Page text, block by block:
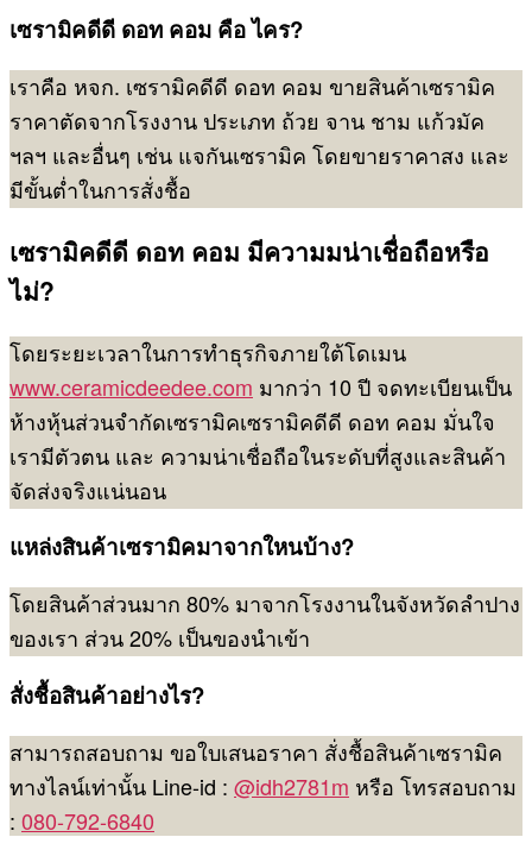
เซรามิคดีดี ดอท คอม คือ ไคร?
เราคือ หจก. เซรามิคดีดี ดอท คอม ขายสินค้าเซรามิค
ราคาตัดจากโรงงาน ประเภท ถ้วย จาน ชาม แก้วมัค
ฯลฯ และอื่นๆ เช่น แจกันเซรามิค โดยขายราคาสง และ
มีขั้นต่ำในการสั่งชื้อ
เซรามิคดีดี ดอท คอม มีความมน่าเชื่อถือหรือ
ไม่?
โดยระยะเวลาในการทำธุรกิจภายใต้โดเมน
www.ceramicdeedee.com มากว่า 10 ปี จดทะเบียนเป็น
ห้างหุ้นส่วนจำกัดเซรามิคเซรามิคดีดี ดอท คอม มั่นใจ
เรามีตัวตน และ ความน่าเชื่อถือในระดับที่สูงและสินค้า
จัดส่งจริงแน่นอน
แหล่งสินค้าเซรามิคมาจากใหนบ้าง?
โดยสินค้าส่วนมาก 80% มาจากโรงงานในจังหวัดลำปาง
ของเรา ส่วน 20% เป็นของนำเข้า
สั่งชื้อสินค้าอย่างไร?
สามารถสอบถาม ขอใบเสนอราคา สั่งชื้อสินค้าเซรามิค
ทางไลน์เท่านั้น Line-id : @idh2781m หรือ โทรสอบถาม
: 080-792-6840